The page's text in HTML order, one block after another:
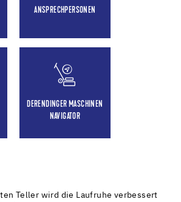
ANSPRECHPERSONEN
DERENDINGER MASCHINEN
NAVIGATOR
Teller wird die Laufruhe verbessert